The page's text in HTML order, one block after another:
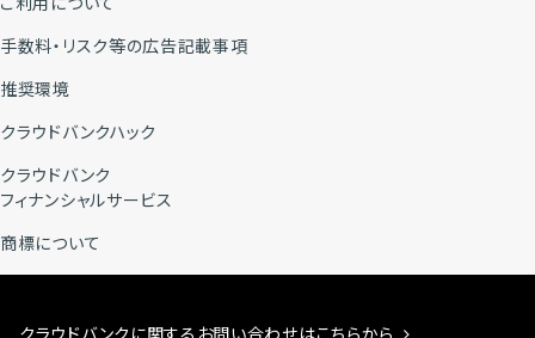
ご利用について
手数料・リスク等の広告記載事項
推奨環境
クラウドバンクハック
クラウドバンク
フィナンシャルサービス
商標について